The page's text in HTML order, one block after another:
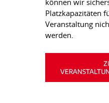
können wir
Platzkapazitäten
Veranstaltung
werden.